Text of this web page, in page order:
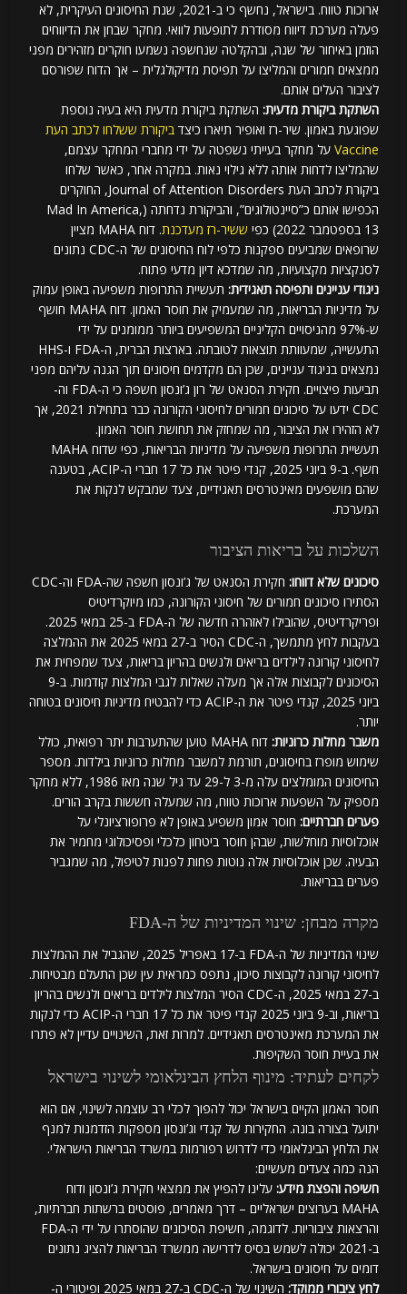
ארוכות טווח. בישראל, נחשף כי ב-2021, שנת החיסונים העיקרית, לא
פעלה מערכת דיווח מסודרת לתופעות לוואי. מחקר שבחן את הדיווחים
הוזמן באיחור של שנה, ובהקלטה שנחשפה נשמעו חוקרים מזהירים מפני
ממצאים חמורים והמליצו על תפיסת מדיקולגלית – אך הדוח שפורסם
לציבור העלים אותם.
השתקת ביקורת מדעית: השתקת ביקורת מדעית היא בעיה נוספת
שפוגעת באמון. שיר-רז ואופיר תיארו כיצדביקורת ששלחו לכתב העת
Vaccine על מחקר בעייתי נשפטה על ידי מחברי המחקר עצמם,
שהמליצו לדחות אותה ללא גילוי נאות. במקרה אחר, כאשר שלחו
ביקורת לכתב העת Journal of Attention Disorders, החוקרים
הכפישו אותם כ”סיינטולוגים”, והביקורת נדחתה (Mad In America,
13 בספטמבר 2022) כפי
ששיר-רז מעדכנת
. דוח MAHA מציין
שרופאים שמביעים ספקנות כלפי לוח החיסונים של ה-CDC נתונים
לסנקציות מקצועיות, מה שמדכא דיון מדעי פתוח.
ניגודי עניינים ותפיסה תאגידית: תעשיית התרופות משפיעה באופן עמוק
על מדיניות הבריאות, מה שמעמיק את חוסר האמון. דוח MAHA חושף
ש-97% מהניסויים הקליניים המשפיעים ביותר ממומנים על ידי
התעשייה, שמעוותת תוצאות לטובתה. בארצות הברית, ה-FDA ו-HHS
נמצאים בניגוד עניינים, שכן הם מקדמים חיסונים תוך הגנה עליהם מפני
תביעות פיצויים. חקירת הסנאט של רון ג’ונסון חשפה כי ה-FDA וה-
CDC ידעו על סיכונים חמורים לחיסוני הקורונה כבר בתחילת 2021, אך
לא הזהירו את הציבור, מה שמחזק את תחושת חוסר האמון.
תעשיית התרופות משפיעה על מדיניות הבריאות, כפי שדוח MAHA
חשף. ב-9 ביוני 2025, קנדי פיטר את כל 17 חברי ה-ACIP, בטענה
שהם מושפעים מאינטרסים תאגידיים, צעד שמבקש לנקות את
המערכת.
השלכות על בריאות הציבור
סיכונים שלא דווחו:
חקירת הסנאט של ג’ונסון חשפה שה-FDA וה-CDC
הסתירו סיכונים חמורים של חיסוני הקורונה, כמו מיוקרדיטיס
ופריקרדיטיס, שהובילו לאזהרה חדשה של ה-FDA ב-25 במאי 2025.
בעקבות לחץ מתמשך, ה-CDC הסיר ב-27 במאי 2025 את ההמלצה
לחיסוני קורונה לילדים בריאים ולנשים בהריון בריאות, צעד שמפחית את
הסיכונים לקבוצות אלה אך מעלה שאלות לגבי המלצות קודמות. ב-9
ביוני 2025, קנדי פיטר את ה-ACIP כדי להבטיח מדיניות חיסונים בטוחה
יותר.
משבר מחלות כרוניות:
דוח MAHA טוען שהתערבות יתר רפואית, כולל
שימוש מופרז בחיסונים, תורמת למשבר מחלות כרוניות בילדות. מספר
החיסונים המומלצים עלה מ-3 ל-29 עד גיל שנה מאז 1986, ללא מחקר
מספיק על השפעות ארוכות טווח, מה שמעלה חששות בקרב הורים.
פערים חברתיים: חוסר אמון משפיע באופן לא פרופורציונלי על
אוכלוסיות מוחלשות, שבהן חוסר ביטחון כלכלי ופסיכולוגי מחמיר את
הבעיה. שכן אוכלוסיות אלה נוטות פחות לפנות לטיפול, מה שמגביר
פערים בבריאות.
מקרה מבחן: שינוי המדיניות של ה-FDA
שינוי המדיניות של ה-FDA ב-17 באפריל 2025, שהגביל את ההמלצות
לחיסוני קורונה לקבוצות סיכון, נתפס כמראית עין שכן התעלם מבטיחות.
ב-27 במאי 2025, ה-CDC הסיר המלצות לילדים בריאים ולנשים בהריון
בריאות, וב-9 ביוני 2025 קנדי פיטר את כל 17 חברי ה-ACIP כדי לנקות
את המערכת מאינטרסים תאגידיים. למרות זאת, השינויים עדיין לא פתרו
את בעיית חוסר השקיפות.
לקחים לעתיד: מינוף הלחץ הבינלאומי לשינוי בישראל
חוסר האמון הקיים בישראל יכול להפוך לכלי רב עוצמה לשינוי, אם הוא
יתועל בצורה בונה. החקירות של קנדי וג’ונסון מספקות הזדמנות למנף
את הלחץ הבינלאומי כדי לדרוש רפורמות במשרד הבריאות הישראלי.
הנה כמה צעדים מעשיים:
חשיפה והפצת מידע: עלינו להפיץ את ממצאי חקירת ג’ונסון ודוח
MAHA בערוצים ישראליים – דרך מאמרים, פוסטים ברשתות חברתיות,
והרצאות ציבוריות. לדוגמה, חשיפת הסיכונים שהוסתרו על ידי ה-FDA
ב-2021 יכולה לשמש בסיס לדרישה ממשרד הבריאות להציג נתונים
דומים על חיסונים בישראל.
לחץ ציבורי ממוקד:
השינוי של ה-CDC ב-27 במאי 2025 ופיטורי ה-